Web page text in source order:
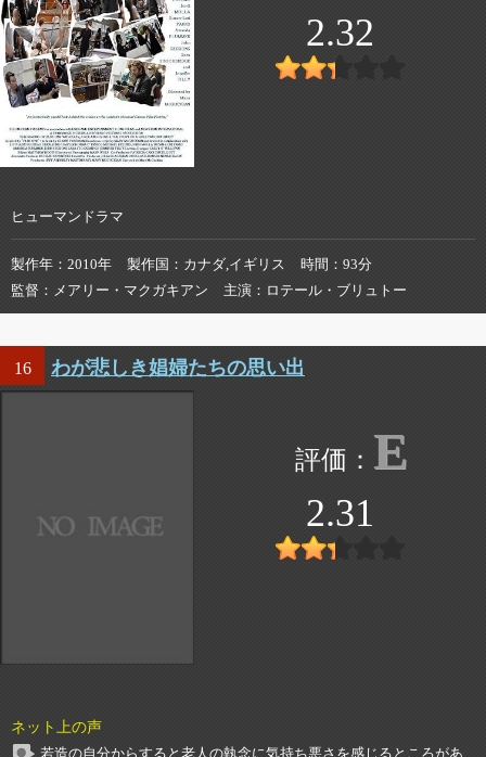
2.32
ヒューマンドラマ
製作年 2010年 製作国 カナダ,イギリス 時間
93分
監督
メアリー・マクガキアン 主演 ロテール・ブリュトー
16 わが悲しき娼婦たちの思い出
E
2.31
ネット上の声
若造の自分からすると老人の執念に気持ち悪さを感じるところがあ